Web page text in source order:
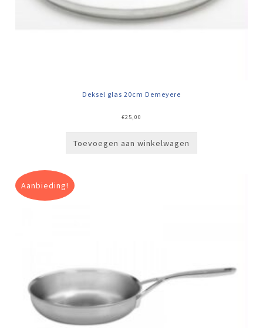
Deksel glas 20cm Demeyere
€25,00
Toevoegen aan winkelwagen
Aanbieding!